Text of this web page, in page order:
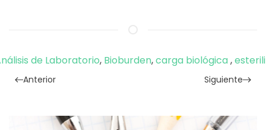
de Laboratorio, Bioburden,carga biológica,
Anterior Siguiente